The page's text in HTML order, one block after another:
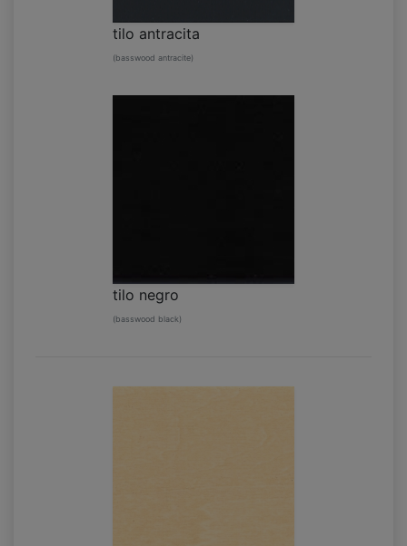
tilo antracita
(basswood antracite)
tilo negro
(basswood black)